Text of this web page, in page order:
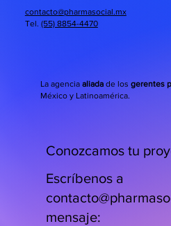
contacto@pharmasocial.mx
Tel. (55) 8854-4470
La agencia aliadade los gerentes
México y Latinoamérica.
Conozcamos tu
Escríbenos a
mensaje: